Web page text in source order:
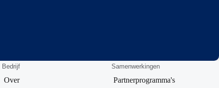
Bedrijf
Over
Samenwerkingen
Partnerprogramma's